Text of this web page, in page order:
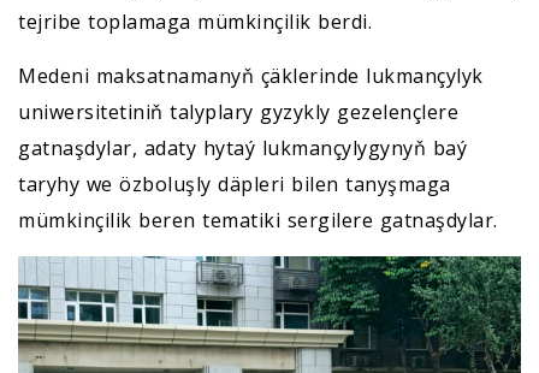
tejribe toplamaga mümkinçilik berdi.
Medeni maksatnamanyň çäklerinde lukmançylyk
uniwersitetiniň talyplary gyzykly gezelençlere
gatnaşdylar, adaty hytaý lukmançylygynyň baý
taryhy we özboluşly däpleri bilen tanyşmaga
mümkinçilik beren tematiki sergilere gatnaşdylar.